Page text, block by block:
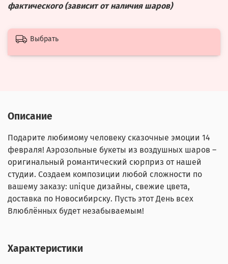
фактического (зависит от наличия шаров)
Выбрать
Описание
Подарите любимому человеку сказочные эмоции 14
февраля! Аэрозольные букеты из воздушных шаров –
оригинальный романтический сюрприз от нашей
студии. Создаем композиции любой сложности по
вашему заказу: unique дизайны, свежие цвета,
доставка по Новосибирску. Пусть этот День всех
Влюблённых будет незабываемым!
Характеристики